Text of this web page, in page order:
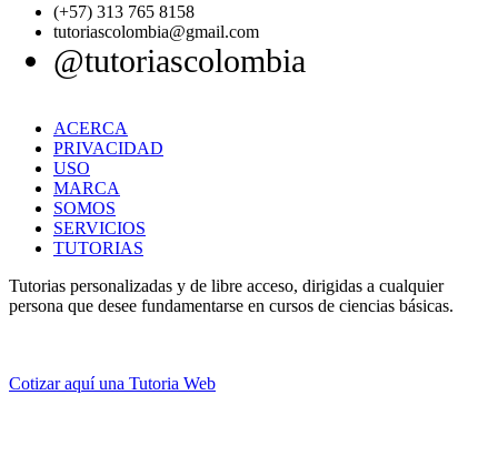
(+57) 313 765 8158
tutoriascolombia@gmail.com
@tutoriascolombia
ACERCA
PRIVACIDAD
USO
MARCA
SOMOS
SERVICIOS
TUTORIAS
Tutorias personalizadas y de libre acceso, dirigidas a cualquier
persona que desee fundamentarse en cursos de ciencias básicas.
Cotizar aquí una Tutoria Web